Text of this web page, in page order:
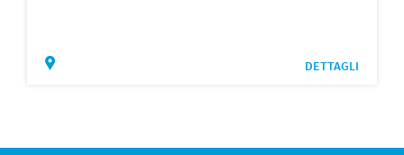
DETTAGLI